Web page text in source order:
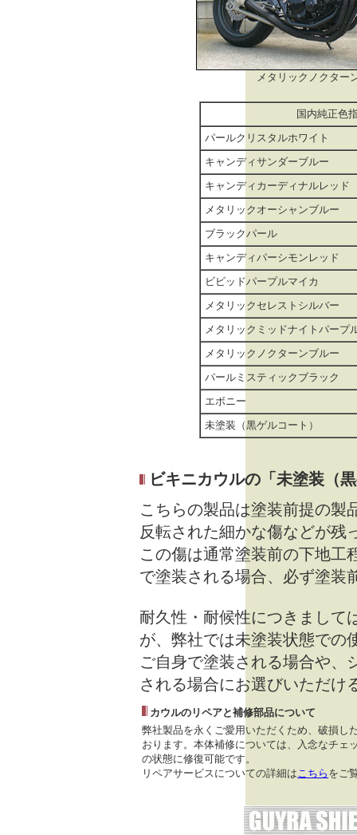
メタリックノクター
国内純正色
パールクリスタルホワイト
キャンディサンダーブルー
キャンディカーディナルレッド
メタリックオーシャンブルー
ブラックパール
キャンディパーシモンレッド
ビビッドパープルマイカ
メタリックセレストシルバー
メタリックミッドナイトパープ
メタリックノクターンブルー
パールミスティックブラック
エボニー
未塗装（黒ゲルコート）
ビキニカウルの「未塗装（
こちらの製品は塗装前提の製
反転された細かな傷などが残
この傷は通常塗装前の下地工
で塗装される場合、必ず塗装
耐久性・耐候性につきまして
が、弊社では未塗装状態での
ご自身で塗装される場合や、
される場合にお選びいただけ
カウルのリペアと補修部品について
弊社製品を永くご愛用いただくため、破損し
おります。本体補修については、入念なチェ
の状態に修復可能です。
リペアサービスについての詳細はこちら をご